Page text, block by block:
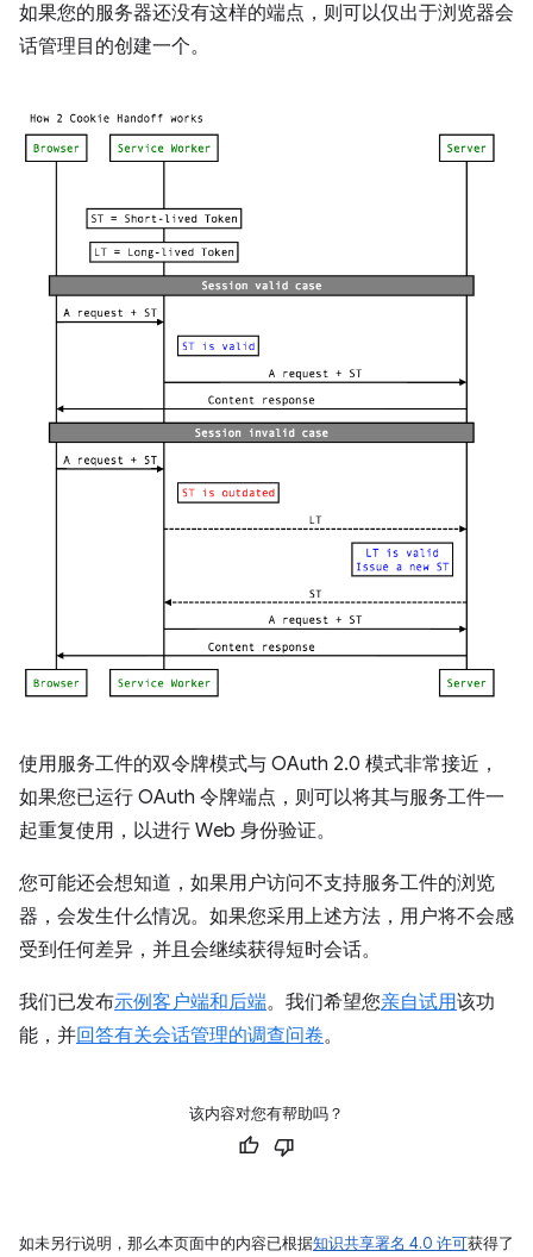
如果您的服务器还没有这样的端点，则可以仅出于浏览器会
话管理目的创建一个。
使用服务工件的双令牌模式与 OAuth 2.0 模式非常接近，
如果您已运行 OAuth 令牌端点，则可以将其与服务工件一
起重复使用，以进行 Web 身份验证。
您可能还会想知道，如果用户访问不支持服务工件的浏览
器，会发生什么情况。如果您采用上述方法，用户将不会感
受到任何差异，并且会继续获得短时会话。
我们已发布示例客户端和后端。我们希望您亲自试用该功
能，并回答有关会话管理的调查问卷。
该内容对您有帮助吗？
如未另行说明，那么本页面中的内容已根据知识共享署名 4.0 许可获得了